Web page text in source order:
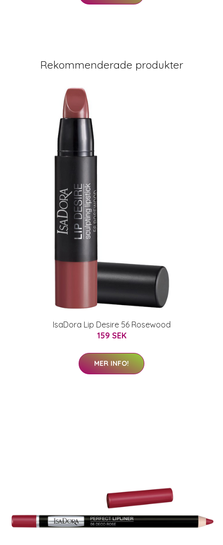
Rekommenderade produkter
IsaDora Lip Desire 56 Rosewood
159 SEK
MER INFO!